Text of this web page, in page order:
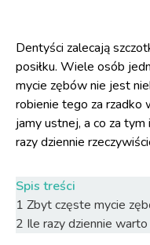
Dentyści zalecają
posiłku. Wiele osób
mycie zębów nie jest
robienie tego za rzadko
jamy ustnej, a co za tym
razy dziennie
Spis treści
1 Zbyt częste mycie
2 Ile razy dziennie